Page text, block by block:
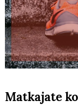
Matkajate